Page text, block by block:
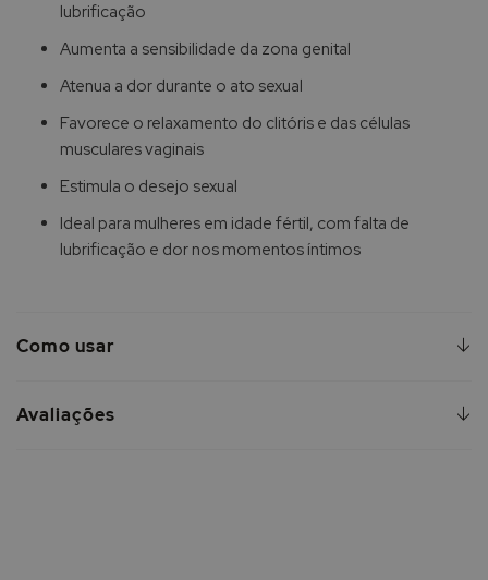
lubrificação
Aumenta a sensibilidade da zona genital
Atenua a dor durante o ato sexual
Favorece o relaxamento do clitóris e das células
musculares vaginais
Estimula o desejo sexual
Ideal para mulheres em idade fértil, com falta de
lubrificação e dor nos momentos íntimos
Como usar
Avaliações